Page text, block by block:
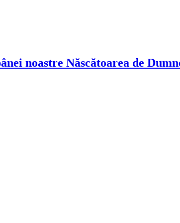
noastre Născătoarea de